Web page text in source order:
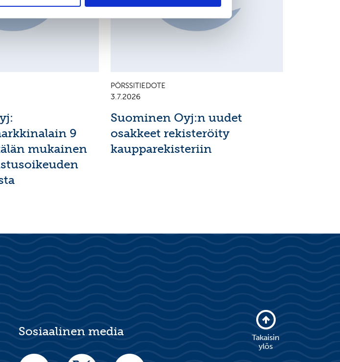
9
mukainen
PÖRSSITIEDOTE
3.7.2026
Suominen Oyj:n uudet
osakkeet rekisteröity
kaupparekisteriin
Sosiaalinen media
Takaisin
ylös